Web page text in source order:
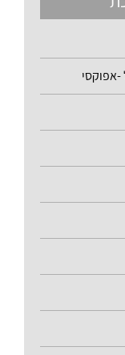
-אפוקסי